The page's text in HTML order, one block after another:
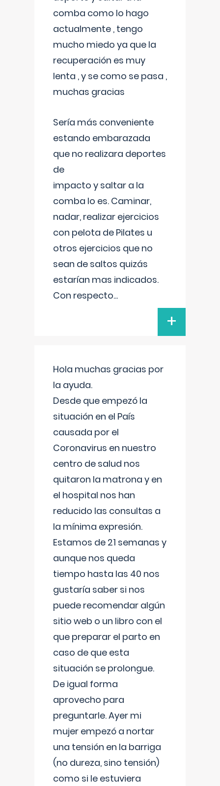
comba como lo hago
actualmente , tengo
mucho miedo ya que la
recuperación es muy
lenta , y se como se pasa ,
muchas gracias
Sería más conveniente
estando embarazada
que no realizara deportes
de
impacto y saltar a la
comba lo es. Caminar,
nadar, realizar ejercicios
con pelota de Pilates u
otros ejercicios que no
sean de saltos quizás
estarían mas indicados.
Con respecto...
+
Hola muchas gracias por
la ayuda.
Desde que empezó la
situación en el País
causada por el
Coronavirus en nuestro
centro de salud nos
quitaron la matrona y en
el hospital nos han
reducido las consultas a
la mínima expresión.
Estamos de 21 semanas y
aunque nos queda
tiempo hasta las 40 nos
gustaría saber si nos
puede recomendar algún
sitio web o un libro con el
que preparar el parto en
caso de que esta
situación se prolongue.
De igual forma
aprovecho para
preguntarle. Ayer mi
mujer empezó a nortar
una tensión en la barriga
(no dureza, sino tensión)
como si le estuviera